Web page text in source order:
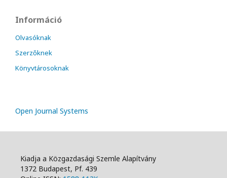
Információ
Olvasóknak
Szerzőknek
Könyvtárosoknak
Open Journal Systems
Kiadja a Közgazdasági Szemle Alapítvány
1372 Budapest, Pf. 439